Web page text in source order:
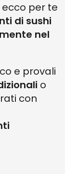
ecco per te
di sushi
nel
e provali
o
con